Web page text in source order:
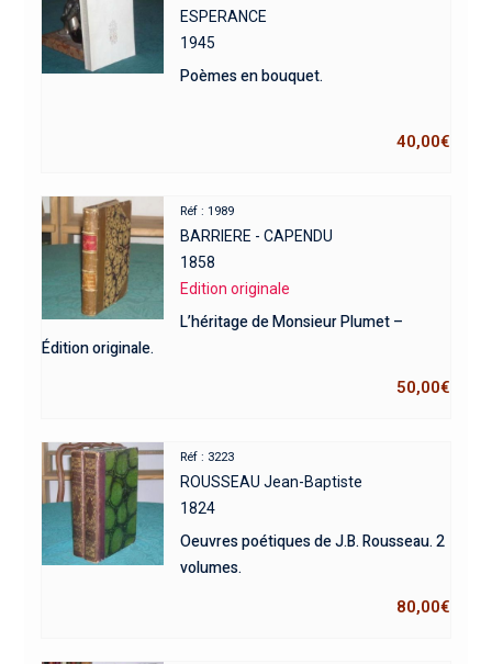
ESPERANCE
1945
Poèmes en bouquet.
40,00€
Réf : 1989
BARRIERE - CAPENDU
1858
Edition originale
L’héritage de Monsieur Plumet –
Édition originale.
50,00€
Réf : 3223
ROUSSEAU Jean-Baptiste
1824
Oeuvres poétiques de J.B. Rousseau. 2
volumes.
80,00€